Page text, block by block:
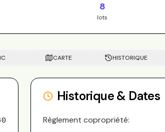
8
lots
CARTE HISTORIQUE
Historique & Dates
Règlement copropriété: